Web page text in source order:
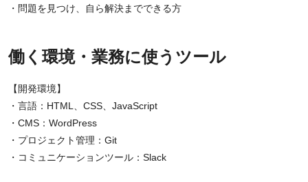
・問題を見つけ、自ら解決までできる方
働く環境・業務に使うツール
【開発環境】
・言語：HTML、CSS、JavaScript
・CMS：WordPress
・プロジェクト管理：Git
・コミュニケーションツール：Slack